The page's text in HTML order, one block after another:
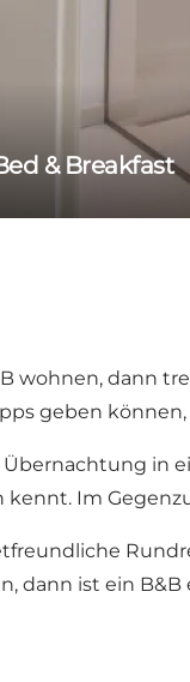
& Breakfast
wohnen, dann
geben
in
Im
dann ist ein